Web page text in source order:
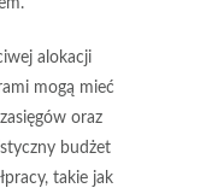
alokacji
mogą mieć
oraz
budżet
takie jak